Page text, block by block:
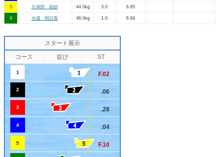
5 久保田 凪紗 44.0kg 3.0 6.95
6 大瀧 明日香 46.0kg 1.0 6.84
スタート展示
コース
並び ST
1 F.02
2 .06
3 .28
4 .04
5 F.10